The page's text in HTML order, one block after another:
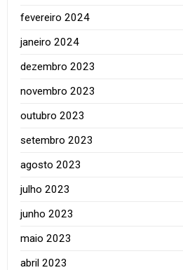
fevereiro 2024
janeiro 2024
dezembro 2023
novembro 2023
outubro 2023
setembro 2023
agosto 2023
julho 2023
junho 2023
maio 2023
abril 2023